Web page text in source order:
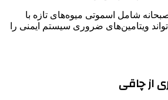
شامل اسموتی میوه‌های تازه با
ویتامین‌های ضروری سیستم ایمنی را
از چاقی